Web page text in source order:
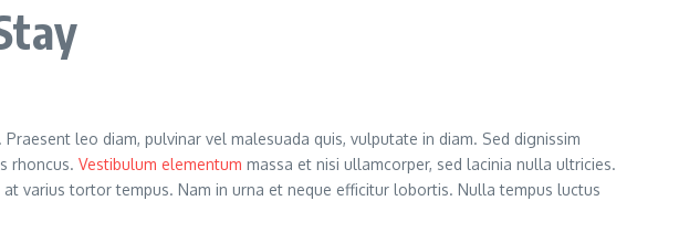
leo diam, pulvinar vel malesuada quis, vulputate in diam. Sed dignissim
rhoncus. Vestibulum elementum massa et nisi ullamcorper, sed lacinia nulla ultricies.
varius tortor tempus. Nam in urna et neque efficitur lobortis. Nulla tempus luctus